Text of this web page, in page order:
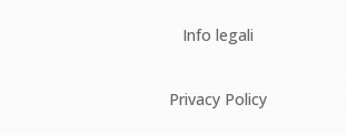
Info legali
Privacy Policy